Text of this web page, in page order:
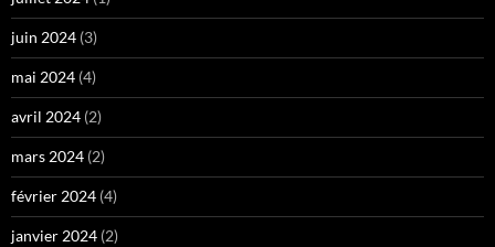
juin 2024 (3)
mai 2024 (4)
avril 2024 (2)
mars 2024 (2)
février 2024 (4)
janvier 2024 (2)